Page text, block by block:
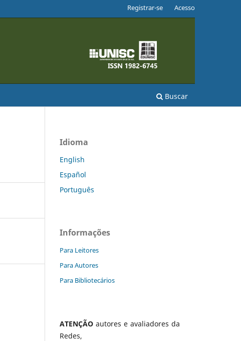
Buscar
Registrar-se Acesso
Idioma
English
Español
Português
Informações
Para Leitores
Para Autores
Para Bibliotecários
ATENÇÃO autores e avaliadores da
Redes,